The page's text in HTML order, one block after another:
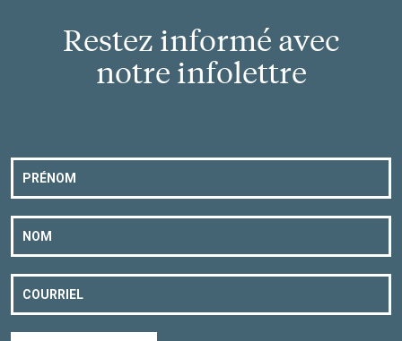
Restez informé avec
notre infolettre